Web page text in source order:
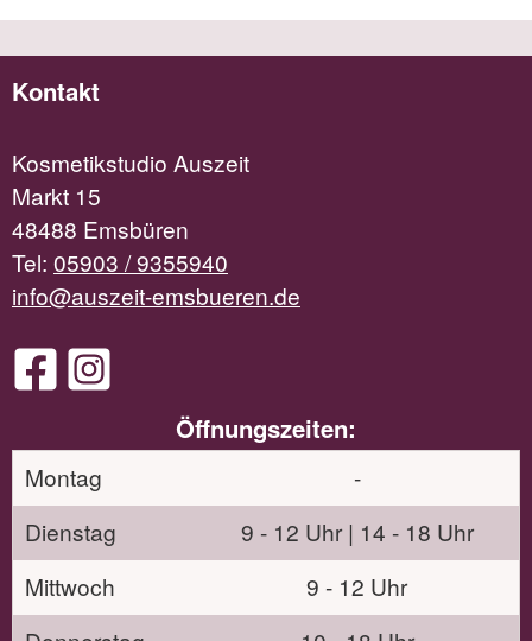
Kontakt
Kosmetikstudio Auszeit
Markt 15
48488 Emsbüren
Tel: 05903 / 9355940
info@auszeit-emsbueren.de
Öffnungszeiten:
Montag
-
Dienstag
9 - 12 Uhr | 14 - 18 Uhr
Mittwoch
9 - 12 Uhr